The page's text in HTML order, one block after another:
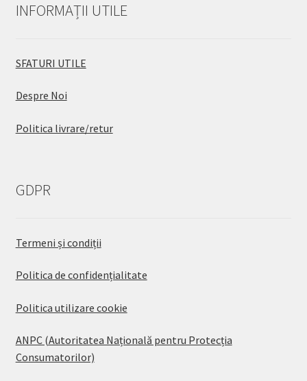
INFORMAȚII UTILE
SFATURI UTILE
Despre Noi
Politica livrare/retur
GDPR
Termeni și condiții
Politica de confidențialitate
Politica utilizare cookie
ANPC (Autoritatea Națională pentru Protecția
Consumatorilor)